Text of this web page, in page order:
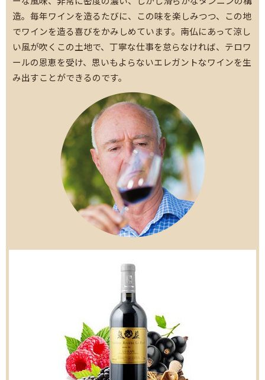
造。毎年ワインを造るたびに、この味を楽しみつつ、この地
でワインを造る喜びをかみしめています。南仏にあって涼し
い風が吹くこの土地で、丁寧な仕事を怠らなければ、テロワ
ールの恩恵を受け、思いもよらないエレガントなワインを生
み出すことができるのです。